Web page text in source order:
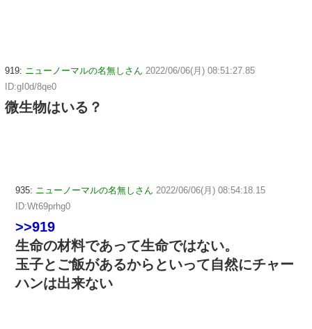
919: ニューノーマルの名無しさん 2022/06/06(月) 08:51:27.85
ID:gI0d/8qe0
微生物はいる？
935: ニューノーマルの名無しさん 2022/06/06(月) 08:54:18.15
ID:Wt69prhg0
>>919
生命の材料であって生命ではない。
玉子とご飯があるからといって自然にチャー
ハンは出来ない